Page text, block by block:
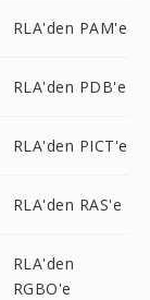
RLA'den PAM'e
RLA'den PDB'e
RLA'den PICT'e
RLA'den RAS'e
RLA'den
RGBO'e